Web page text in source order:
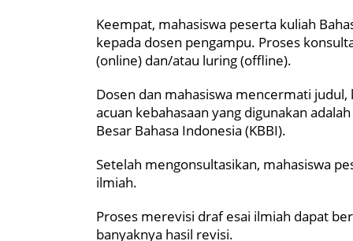
Keempat, mahasiswa peserta kuliah
kepada dosen pengampu. Proses
(online) dan/atau luring (offline).
Dosen dan mahasiswa mencermati
acuan kebahasaan yang digunakan
Besar Bahasa Indonesia (KBBI).
Setelah mengonsultasikan, mahasiswa
ilmiah.
Proses merevisi draf esai ilmiah dapat
banyaknya hasil revisi.